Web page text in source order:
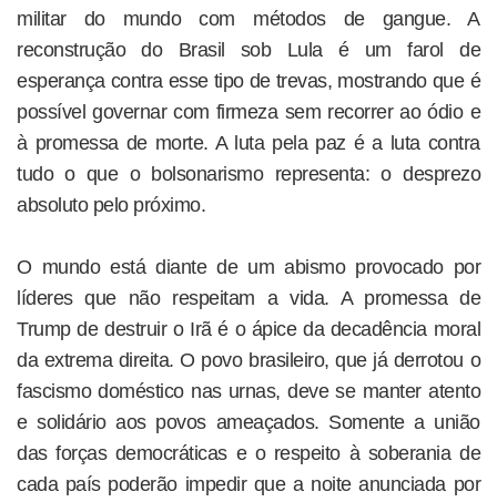
militar do mundo com métodos de gangue. A
reconstrução do Brasil sob Lula é um farol de
esperança contra esse tipo de trevas, mostrando que é
possível governar com firmeza sem recorrer ao ódio e
à promessa de morte. A luta pela paz é a luta contra
tudo o que o bolsonarismo representa: o desprezo
absoluto pelo próximo.
O mundo está diante de um abismo provocado por
líderes que não respeitam a vida. A promessa de
Trump de destruir o Irã é o ápice da decadência moral
da extrema direita. O povo brasileiro, que já derrotou o
fascismo doméstico nas urnas, deve se manter atento
e solidário aos povos ameaçados. Somente a união
das forças democráticas e o respeito à soberania de
cada país poderão impedir que a noite anunciada por